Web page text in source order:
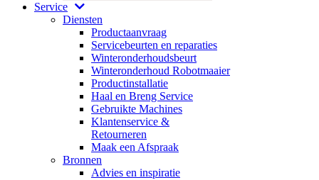
Service
Diensten
Productaanvraag
Servicebeurten en reparaties
Winteronderhoudsbeurt
Winteronderhoud Robotmaaier
Productinstallatie
Haal en Breng Service
Gebruikte Machines
Klantenservice &
Retourneren
Maak een Afspraak
Bronnen
Advies en inspiratie